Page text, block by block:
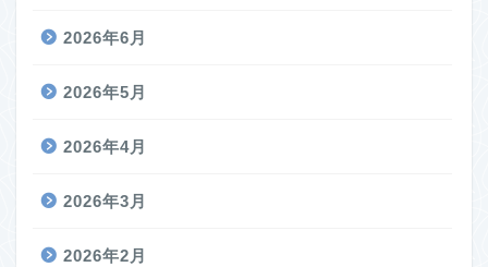
2026年6月
2026年5月
2026年4月
2026年3月
2026年2月